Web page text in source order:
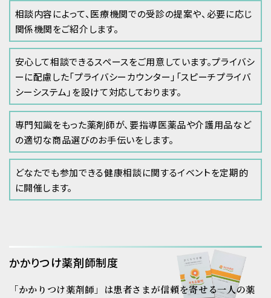
相談内容によって、医療機関での受診の提案や、必要に応じ
関係機関をご紹介します。
安心して相談できるスペースをご用意しています。プライバシ
ーに配慮した「プライバシーカウンター」「スピーチプライバ
シーシステム」を設けて対応しております。
専門知識をもった薬剤師が、要指導医薬品や介護用品など
の適切な商品選びのお手伝いをします。
どなたでも参加できる健康相談に関するイベントを定期的
に開催します。
かかりつけ薬剤師制度
「かかりつけ薬剤師」は患者さまが信頼を寄せる一人の薬